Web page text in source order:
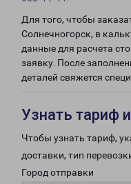
Для того, чтобы
Солнечногорск, в
данные для расчета
заявку. После
деталей свяжется
Узнать тариф
Чтобы узнать тариф,
доставки, тип
Город отправки